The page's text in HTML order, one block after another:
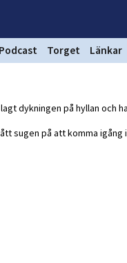
Podcast Torget Länkar
dykningen på hyllan och
sugen på att komma igång